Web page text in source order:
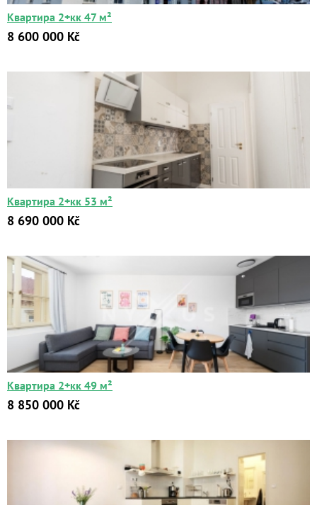
Коммерческие объекты
Город:
до
Расширенный поиск
Квартира 2+кк 47 м²
8 600 000 Kč
Квартира 2+кк 53 м²
8 690 000 Kč
Квартира 2+кк 49 м²
8 850 000 Kč